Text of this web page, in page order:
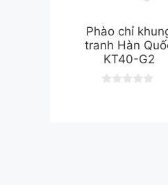
Phào chỉ
tranh Hàn
KT40-G2